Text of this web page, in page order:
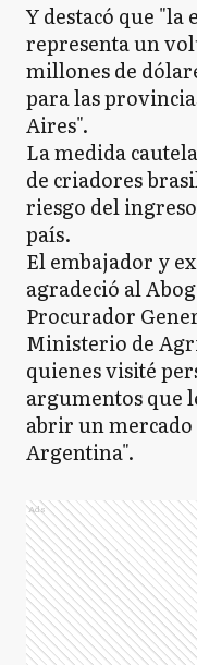
Y destacó que
representa un
millones de
para las
Aires".
La medida
de criadores
riesgo del
país.
El embajador y
agradeció al
Procurador
Ministerio de
quienes visité
argumentos que
abrir un
Argentina".
Ads